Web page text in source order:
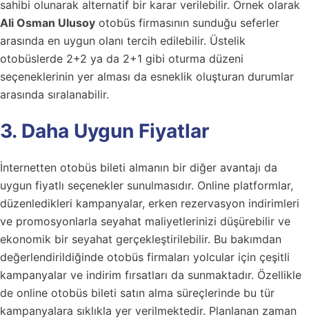
sahibi olunarak alternatif bir karar verilebilir. Örnek olarak
Ali Osman Ulusoy otobüs firmasının sunduğu seferler
arasında en uygun olanı tercih edilebilir. Üstelik
otobüslerde 2+2 ya da 2+1 gibi oturma düzeni
seçeneklerinin yer alması da esneklik oluşturan durumlar
arasında sıralanabilir.
3. Daha Uygun Fiyatlar
İnternetten otobüs bileti almanın bir diğer avantajı da
uygun fiyatlı seçenekler sunulmasıdır. Online platformlar,
düzenledikleri kampanyalar, erken rezervasyon indirimleri
ve promosyonlarla seyahat maliyetlerinizi düşürebilir ve
ekonomik bir seyahat gerçekleştirilebilir. Bu bakımdan
değerlendirildiğinde otobüs firmaları yolcular için çeşitli
kampanyalar ve indirim fırsatları da sunmaktadır. Özellikle
de online otobüs bileti satın alma süreçlerinde bu tür
kampanyalara sıklıkla yer verilmektedir. Planlanan zaman